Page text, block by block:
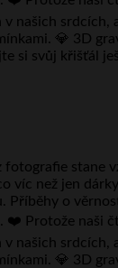
fotografie stane
víc než jen
Příběhy o
❤️ Protože naši
našich srdcích,
💎 3D